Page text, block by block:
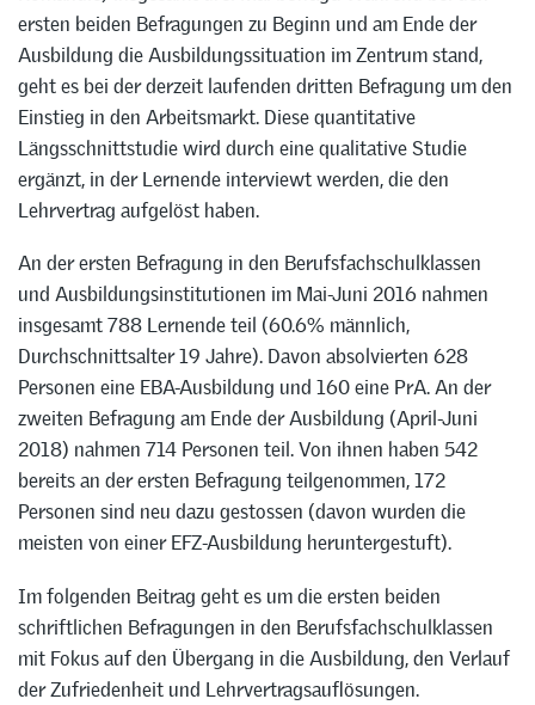
ersten beiden Befragungen zu Beginn und am Ende der
Ausbildung die Ausbildungssituation im Zentrum stand,
geht es bei der derzeit laufenden dritten Befragung um den
Einstieg in den Arbeitsmarkt. Diese quantitative
Längsschnittstudie wird durch eine qualitative Studie
ergänzt, in der Lernende interviewt werden, die den
Lehrvertrag aufgelöst haben.
An der ersten Befragung in den Berufsfachschulklassen
und Ausbildungsinstitutionen im Mai-Juni 2016 nahmen
insgesamt 788 Lernende teil (60.6% männlich,
Durchschnittsalter 19 Jahre). Davon absolvierten 628
Personen eine EBA-Ausbildung und 160 eine PrA. An der
zweiten Befragung am Ende der Ausbildung (April-Juni
2018) nahmen 714 Personen teil. Von ihnen haben 542
bereits an der ersten Befragung teilgenommen, 172
Personen sind neu dazu gestossen (davon wurden die
meisten von einer EFZ-Ausbildung heruntergestuft).
Im folgenden Beitrag geht es um die ersten beiden
schriftlichen Befragungen in den Berufsfachschulklassen
mit Fokus auf den Übergang in die Ausbildung, den Verlauf
der Zufriedenheit und Lehrvertragsauflösungen.